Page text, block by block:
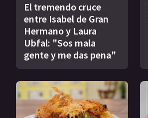
El tremendo cruce
entre Isabel de Gran
Hermano y Laura
Ubfal: "Sos mala
gente y me das pena"